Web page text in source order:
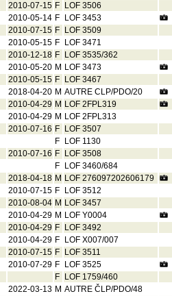
2010-07-15 F
LOF 3506
2010-05-14 F
LOF 3453
2010-07-15 F
LOF 3509
2010-05-15 F
LOF 3471
2010-12-18 F
LOF 3535/362
2010-05-20 M LOF 3473
2010-05-15 F
LOF 3467
2018-04-20 M AUTRE CLP/PDO/20
2010-04-29 M LOF 2FPL319
2010-04-29 M LOF 2FPL313
2010-07-16 F
LOF 3507
F
LOF 1130
2010-07-16 F
LOF 3508
F
LOF 3460/684
2018-04-18 M LOF 276097202606179
2010-07-15 F
LOF 3512
2010-08-04 M LOF 3457
2010-04-29 M LOF Y0004
2010-04-29 F
LOF 3492
2010-04-29 F
LOF X007/007
2010-07-15 F
LOF 3511
2010-07-29 F
LOF 3525
F
LOF 1759/460
2022-03-13 M AUTRE ČLP/PDO/48